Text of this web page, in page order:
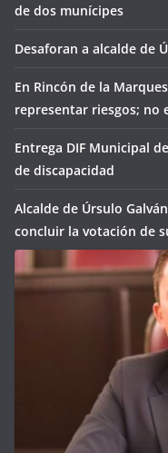
de dos munícipes
Desaforan a alcalde de
En Rincón de la
representar riesgos; no
Entrega DIF Municipal
de discapacidad
Alcalde de Úrsulo
concluir la votación de